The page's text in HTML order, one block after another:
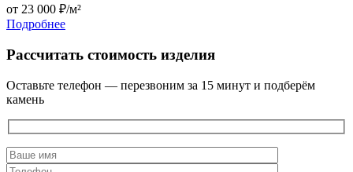
от 23 000 ₽/м²
Подробнее
Рассчитать стоимость изделия
Оставьте телефон — перезвоним за 15 минут и подберём
камень